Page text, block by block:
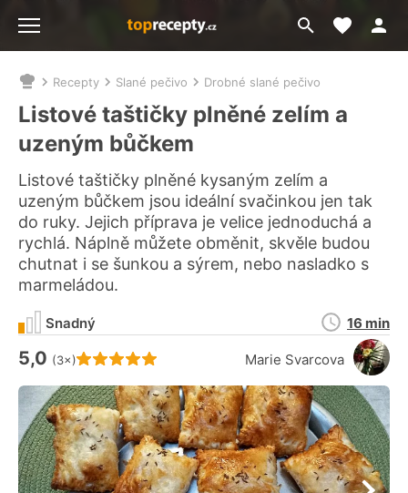
Přejít
na
Moje
Nacházíte
se
zde:
Recepty Slané pečivo Drobné slané pečivo
Listové taštičky plněné zelím a
uzeným bůčkem
Listové taštičky plněné kysaným zelím a
uzeným bůčkem jsou ideální svačinkou jen tak
do ruky. Jejich příprava je velice jednoduchá a
rychlá. Náplně můžete obměnit, skvěle budou
chutnat i se šunkou a sýrem, nebo nasladko s
marmeládou.
Hodnocení receptu je
5,0 (3×) Marie Svarcova
Snadný
Doba
přípravy
16 min